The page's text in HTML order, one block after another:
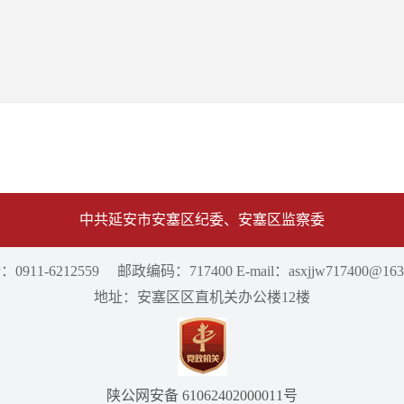
中共延安市安塞区纪委、安塞区监察委
0911-6212559 邮政编码：717400 E-mail：
地址：安塞区区直机关办公楼12楼
陕公网安备 61062402000011号